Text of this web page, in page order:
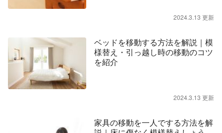
2024.3.13 更新
ベッドを移動する方法を解説｜模
様替え・引っ越し時の移動のコツ
を紹介
2024.3.13 更新
家具の移動を一人でする方法を解